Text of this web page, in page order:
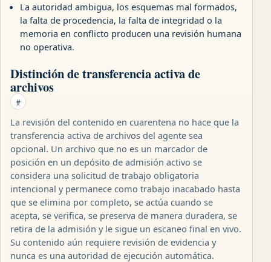
La autoridad ambigua, los esquemas mal formados,
la falta de procedencia, la falta de integridad o la
memoria en conflicto producen una revisión humana
no operativa.
Distinción de transferencia activa de
archivos
#
La revisión del contenido en cuarentena no hace que la
transferencia activa de archivos del agente sea
opcional. Un archivo que no es un marcador de
posición en un depósito de admisión activo se
considera una solicitud de trabajo obligatoria
intencional y permanece como trabajo inacabado hasta
que se elimina por completo, se actúa cuando se
acepta, se verifica, se preserva de manera duradera, se
retira de la admisión y le sigue un escaneo final en vivo.
Su contenido aún requiere revisión de evidencia y
nunca es una autoridad de ejecución automática.